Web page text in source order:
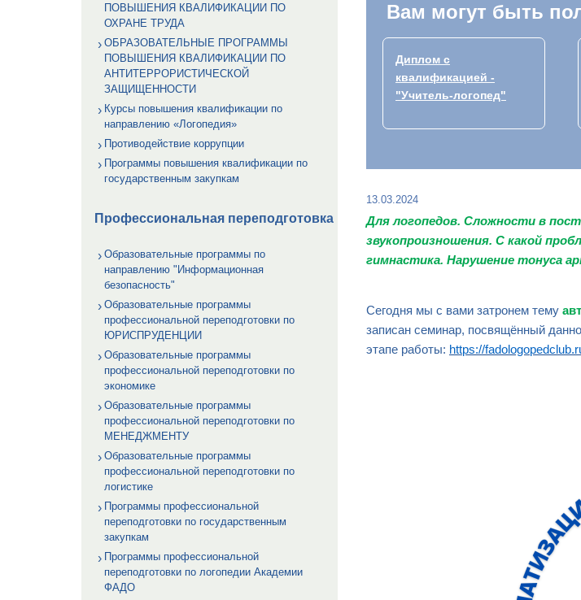
ПОВЫШЕНИЯ КВАЛИФИКАЦИИ ПО
ОХРАНЕ ТРУДА
ОБРАЗОВАТЕЛЬНЫЕ ПРОГРАММЫ
ПОВЫШЕНИЯ КВАЛИФИКАЦИИ ПО
АНТИТЕРРОРИСТИЧЕСКОЙ
ЗАЩИЩЕННОСТИ
Курсы повышения квалификации по
направлению «Логопедия»
Противодействие коррупции
Программы повышения квалификации по
государственным закупкам
Профессиональная переподготовка
Образовательные программы по
направлению "Информационная
безопасность"
Образовательные программы
профессиональной переподготовки по
ЮРИСПРУДЕНЦИИ
Образовательные программы
профессиональной переподготовки по
экономике
Образовательные программы
профессиональной переподготовки по
МЕНЕДЖМЕНТУ
Образовательные программы
профессиональной переподготовки по
логистике
Программы профессиональной
переподготовки по государственным
закупкам
Программы профессиональной
переподготовки по логопедии Академии
ФАДО
Вам могут быть
Диплом с
квалификацией -
"Учитель-логопед"
13.03.2024
Длялогопедов. Сложности в
звукопроизношения. С какой
гимнастика. Нарушение тонуса
Сегодня мы с вами затронем тему
записан семинар, посвящённый
этапе работы: https://